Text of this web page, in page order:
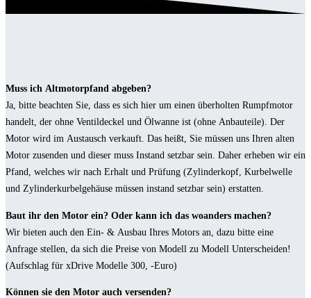
Muss ich Altmotorpfand abgeben?
Ja, bitte beachten Sie, dass es sich hier um einen überholten Rumpfmotor
handelt, der ohne Ventildeckel und Ölwanne ist (ohne Anbauteile). Der
Motor wird im Austausch verkauft. Das heißt, Sie müssen uns Ihren alten
Motor zusenden und dieser muss Instand setzbar sein. Daher erheben wir ein
Pfand, welches wir nach Erhalt und Prüfung (Zylinderkopf, Kurbelwelle
und Zylinderkurbelgehäuse müssen instand setzbar sein) erstatten.
Baut ihr den Motor ein? Oder kann ich das woanders machen?
Wir bieten auch den Ein- & Ausbau Ihres Motors an, dazu bitte eine
Anfrage stellen, da sich die Preise von Modell zu Modell Unterscheiden!
(Aufschlag für xDrive Modelle 300, -Euro)
Können sie den Motor auch versenden?